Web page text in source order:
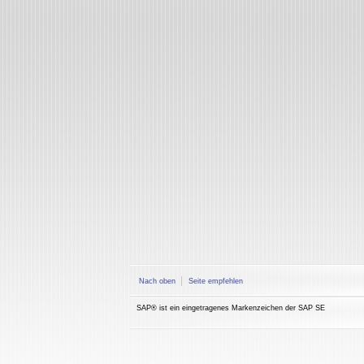
Nach oben Seite empfehlen
SAP® ist ein eingetragenes Markenzeichen der SAP SE